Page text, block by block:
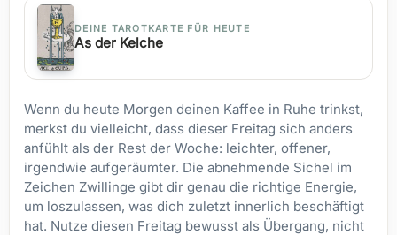
DEINE TAROTKARTE FÜR HEUTE
As der Kelche
Wenn du heute Morgen deinen Kaffee in Ruhe trinkst,
merkst du vielleicht, dass dieser Freitag sich anders
anfühlt als der Rest der Woche: leichter, offener,
irgendwie aufgeräumter. Die abnehmende Sichel im
Zeichen Zwillinge gibt dir genau die richtige Energie,
um loszulassen, was dich zuletzt innerlich beschäftigt
hat. Nutze diesen Freitag bewusst als Übergang, nicht